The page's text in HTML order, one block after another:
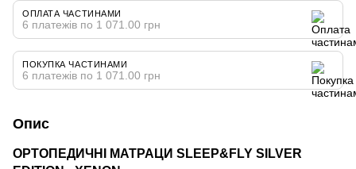
ОПЛАТА ЧАСТИНАМИ
6 платежів по 1 071.00 грн
ПОКУПКА ЧАСТИНАМИ
6 платежів по 1 071.00 грн
Опис
ОРТОПЕДИЧНІ МАТРАЦИ SLEEP&FLY SILVER